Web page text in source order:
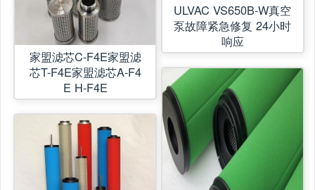
家盟滤芯C-F4E家盟滤
芯T-F4E家盟滤芯A-F4
E H-F4E
ULVAC VS650B-W真空
泵故障紧急修复 24小时
响应